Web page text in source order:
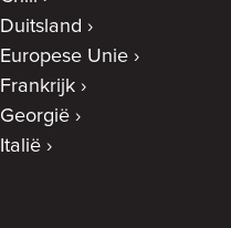
Duitsland
Europese Unie
Frankrijk
Georgië
Italië